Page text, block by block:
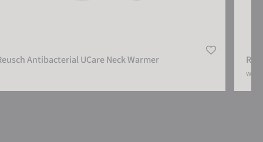
Antibacterial UCare Neck Warmer